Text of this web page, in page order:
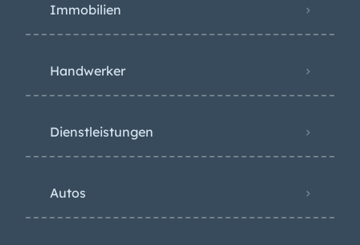
Immobilien
Handwerker
Dienstleistungen
Autos